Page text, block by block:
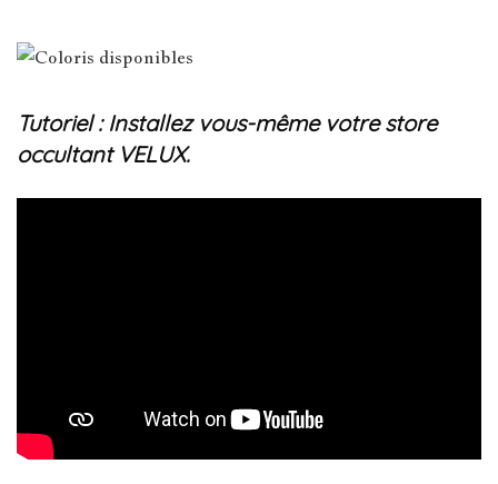
Tutoriel : Installez vous-même votre store
occultant VELUX.